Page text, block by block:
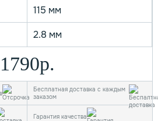
115 мм
2.8 мм
1790р.
Бесплатная доставка с каждым
заказом
Гарантия качества